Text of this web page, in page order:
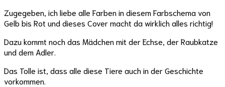
Zugegeben, ich liebe alle Farben in diesem Farbschema von
Gelb bis Rot und dieses Cover macht da wirklich alles richtig!
Dazu kommt noch das Mädchen mit der Echse, der Raubkatze
und dem Adler.
Das Tolle ist, dass alle diese Tiere auch in der Geschichte
vorkommen.